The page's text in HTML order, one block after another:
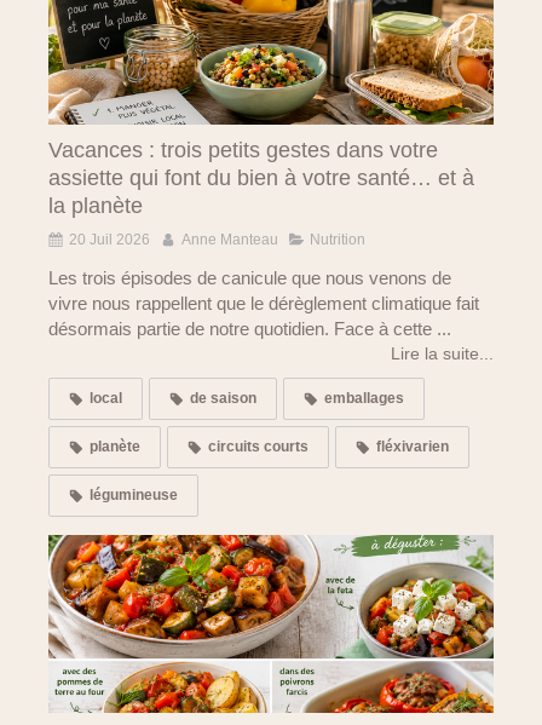
Vacances : trois petits gestes dans votre
assiette qui font du bien à votre santé… et à
la planète
20 Juil 2026 Anne Manteau Nutrition
Les trois épisodes de canicule que nous venons de
vivre nous rappellent que le dérèglement climatique fait
désormais partie de notre quotidien. Face à cette ...
Lire la suite...
local de saison emballages
planète circuits courts fléxivarien
légumineuse